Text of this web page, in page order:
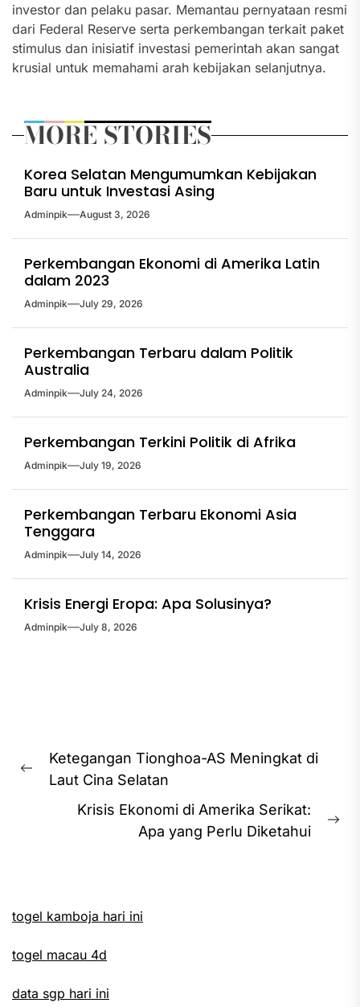
investor dan pelaku pasar. Memantau pernyataan resmi
dari Federal Reserve serta perkembangan terkait paket
stimulus dan inisiatif investasi pemerintah akan sangat
krusial untuk memahami arah kebijakan selanjutnya.
MORE STORIES
Korea Selatan Mengumumkan Kebijakan
Baru untuk Investasi Asing
Adminpik August 3, 2026
Perkembangan Ekonomi di Amerika Latin
dalam 2023
Adminpik July 29, 2026
Perkembangan Terbaru dalam Politik
Australia
Adminpik July 24, 2026
Perkembangan Terkini Politik di Afrika
Adminpik July 19, 2026
Perkembangan Terbaru Ekonomi Asia
Tenggara
Adminpik July 14, 2026
Krisis Energi Eropa: Apa Solusinya?
Adminpik July 8, 2026
Post
navigation
Previous
Ketegangan Tionghoa-AS Meningkat di
Laut Cina Selatan
Krisis Ekonomi di Amerika Serikat:
Apa yang Perlu Diketahui
togel kamboja hari ini
togel macau 4d
data sgp hari ini